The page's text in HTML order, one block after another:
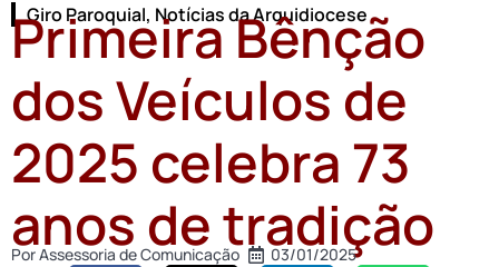
Giro Paroquial, Notícias da Arquidiocese
Primeira Bênção
dos Veículos de
2025 celebra 73
anos de tradição
PorAssessoria de Comunicação 03/01/2025